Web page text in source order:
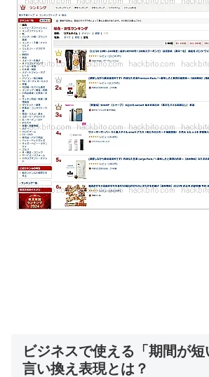
ビジネスで使える「期間が
言い換え表現とは？